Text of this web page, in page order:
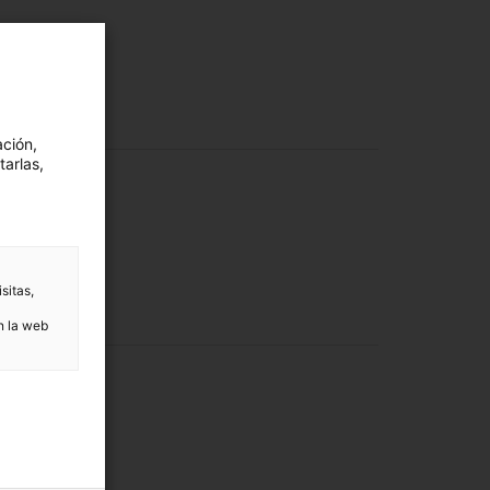
la web